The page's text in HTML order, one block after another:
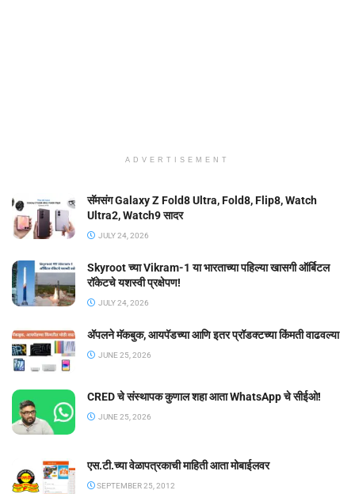
ADVERTISEMENT
सॅमसंग Galaxy Z Fold8 Ultra, Fold8, Flip8, Watch
Ultra2, Watch9 सादर
JULY 24, 2026
Skyroot च्या Vikram-1 या भारताच्या पहिल्या खासगी ऑर्बिटल
रॉकेटचे यशस्वी प्रक्षेपण!
JULY 24, 2026
ॲपलने मॅकबुक, आयपॅडच्या आणि इतर प्रॉडक्टच्या किंमती वाढवल्या
JUNE 25, 2026
CRED चे संस्थापक कुणाल शहा आता WhatsApp चे सीईओ!
JUNE 25, 2026
एस.टी.च्या वेळापत्रकाची माहिती आता मोबाईलवर
SEPTEMBER 25, 2012